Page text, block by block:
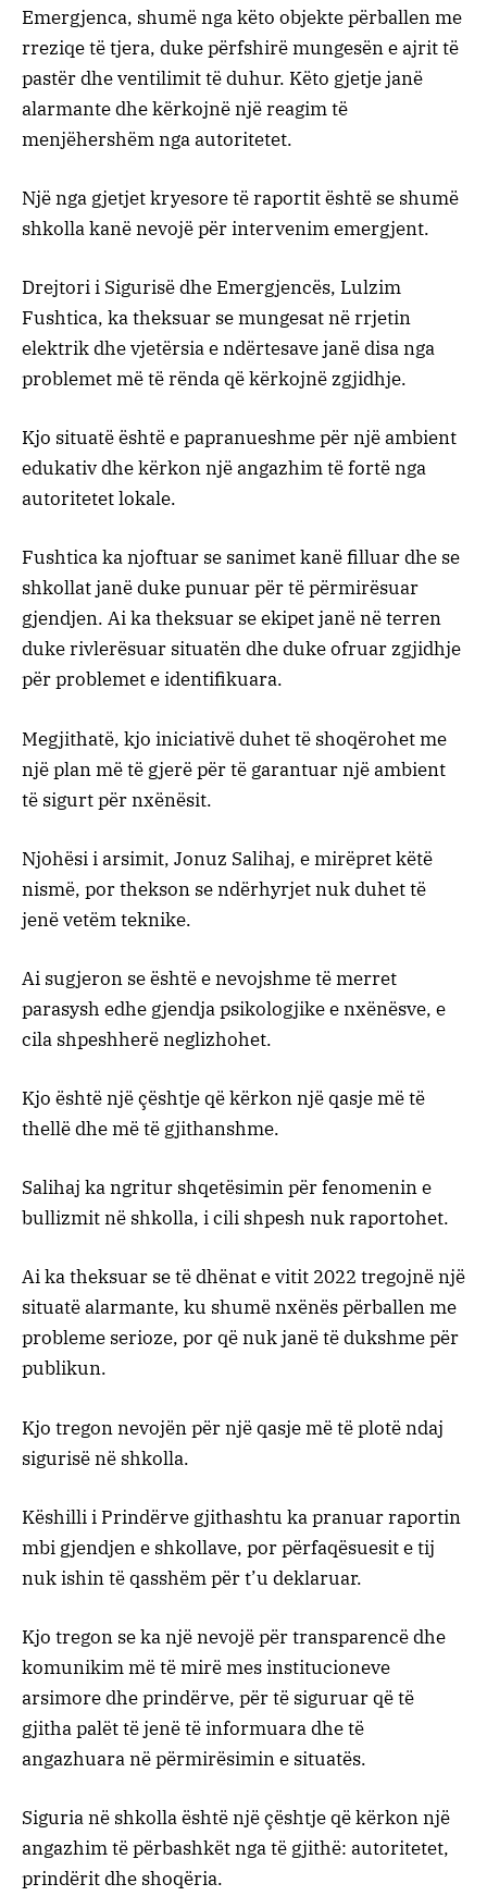
Emergjenca, shumë nga këto objekte përballen me
rreziqe të tjera, duke përfshirë mungesën e ajrit të
pastër dhe ventilimit të duhur. Këto gjetje janë
alarmante dhe kërkojnë një reagim të
menjëhershëm nga autoritetet.
Një nga gjetjet kryesore të raportit është se shumë
shkolla kanë nevojë për intervenim emergjent.
Drejtori i Sigurisë dhe Emergjencës, Lulzim
Fushtica, ka theksuar se mungesat në rrjetin
elektrik dhe vjetërsia e ndërtesave janë disa nga
problemet më të rënda që kërkojnë zgjidhje.
Kjo situatë është e papranueshme për një ambient
edukativ dhe kërkon një angazhim të fortë nga
autoritetet lokale.
Fushtica ka njoftuar se sanimet kanë filluar dhe se
shkollat janë duke punuar për të përmirësuar
gjendjen. Ai ka theksuar se ekipet janë në terren
duke rivlerësuar situatën dhe duke ofruar zgjidhje
për problemet e identifikuara.
Megjithatë, kjo iniciativë duhet të shoqërohet me
një plan më të gjerë për të garantuar një ambient
të sigurt për nxënësit.
Njohësi i arsimit, Jonuz Salihaj, e mirëpret këtë
nismë, por thekson se ndërhyrjet nuk duhet të
jenë vetëm teknike.
Ai sugjeron se është e nevojshme të merret
parasysh edhe gjendja psikologjike e nxënësve, e
cila shpeshherë neglizhohet.
Kjo është një çështje që kërkon një qasje më të
thellë dhe më të gjithanshme.
Salihaj ka ngritur shqetësimin për fenomenin e
bullizmit në shkolla, i cili shpesh nuk raportohet.
Ai ka theksuar se të dhënat e vitit 2022 tregojnë një
situatë alarmante, ku shumë nxënës përballen me
probleme serioze, por që nuk janë të dukshme për
publikun.
Kjo tregon nevojën për një qasje më të plotë ndaj
sigurisë në shkolla.
Këshilli i Prindërve gjithashtu ka pranuar raportin
mbi gjendjen e shkollave, por përfaqësuesit e tij
nuk ishin të qasshëm për t’u deklaruar.
Kjo tregon se ka një nevojë për transparencë dhe
komunikim më të mirë mes institucioneve
arsimore dhe prindërve, për të siguruar që të
gjitha palët të jenë të informuara dhe të
angazhuara në përmirësimin e situatës.
Siguria në shkolla është një çështje që kërkon një
angazhim të përbashkët nga të gjithë: autoritetet,
prindërit dhe shoqëria.